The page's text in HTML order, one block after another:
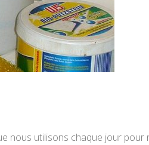
nous utilisons chaque jour pour